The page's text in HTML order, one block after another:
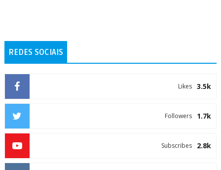
REDES SOCIAIS
3.5k
Likes
1.7k
Followers
2.8k
Subscribes